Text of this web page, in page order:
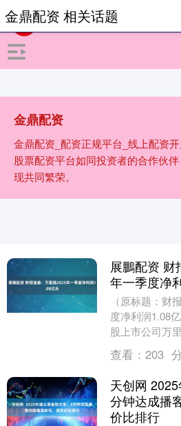
金鼎配资
金鼎配资_配资正规平台_线上配资
股票配资平台如同投资者的合作伙
现共同繁荣。
金鼎配资 相关话题
展鵬配资 财
年一季度净
（原标题：财
度净利润1.08
股上市公司万
一季度业绩报
查看： 203
天创网
分钟达成播
价比排行